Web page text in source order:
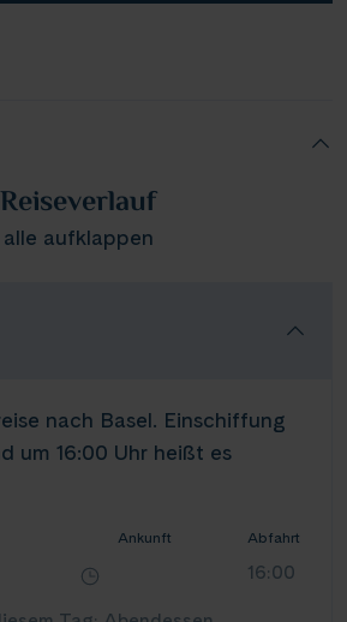
Reiseverlauf
alle aufklappen
nach Basel. Einschiffung
um 16:00 Uhr heißt es
Ankunft Abfahrt
16:00